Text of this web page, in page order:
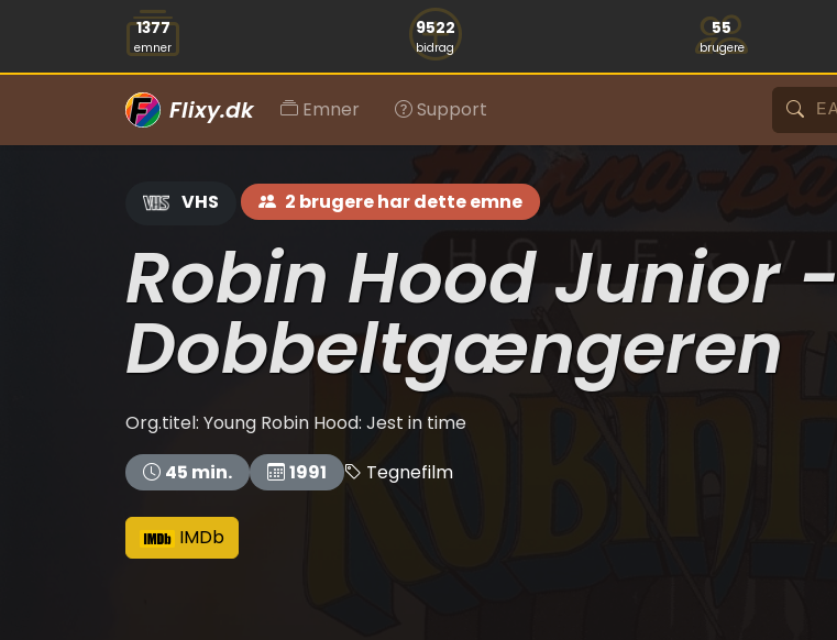
1377
emner
9522
bidrag
55
brugere
Flixy.dk Emner Support
VHS 2 brugere har dette emne
Robin Hood Junior -
Dobbeltgængeren
Org.titel: Young Robin Hood: Jest in time
45 min.
1991 Tegnefilm
IMDb